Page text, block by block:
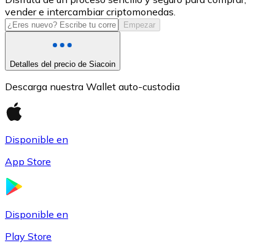
USDC
vender e intercambiar criptomonedas.
Empezar
Detalles del precio de Siacoin
Descarga nuestra Wallet auto-custodia
Disponible en
App Store
Disponible en
Play Store